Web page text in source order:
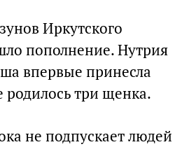
Иркутского
пополнение. Нутрия
впервые принесла
родилось три щенка.
не подпускает людей